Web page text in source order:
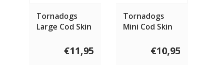
Tornadogs
Large Cod Skin
€11,95
Tornadogs
Mini Cod Skin
€10,95